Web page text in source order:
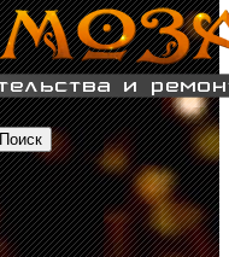
Поиск